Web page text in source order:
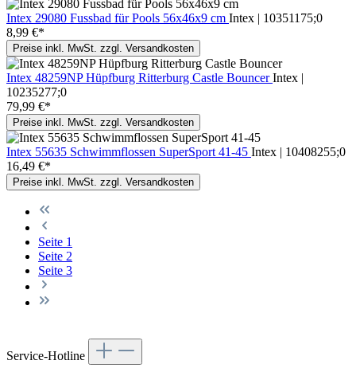
Intex 29080 Fussbad für Pools 56x46x9 cm Intex | 10351175;0
8,99 €*
Preise inkl. MwSt. zzgl. Versandkosten
Intex 48259NP Hüpfburg Ritterburg Castle BouncerIntex |
10235277;0
79,99 €*
Preise inkl. MwSt. zzgl. Versandkosten
Intex 55635 Schwimmflossen SuperSport 41-45 Intex | 10408255;0
16,49 €*
Preise inkl. MwSt. zzgl. Versandkosten
Seite 1
Seite 2
Seite 3
Service-Hotline